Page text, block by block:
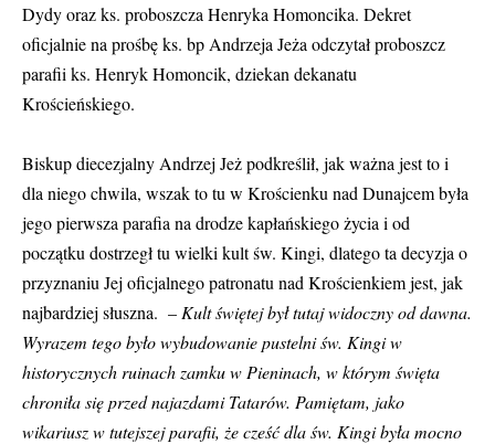
Dydy oraz ks. proboszcza Henryka Homoncika. Dekret
oficjalnie na prośbę ks. bp Andrzeja Jeża odczytał proboszcz
parafii ks. Henryk Homoncik, dziekan dekanatu
Krościeńskiego.
Biskup diecezjalny Andrzej Jeż podkreślił, jak ważna jest to i
dla niego chwila, wszak to tu w Krościenku nad Dunajcem była
jego pierwsza parafia na drodze kapłańskiego życia i od
początku dostrzegł tu wielki kult św. Kingi, dlatego ta decyzja o
przyznaniu Jej oficjalnego patronatu nad Krościenkiem jest, jak
najbardziej słuszna. – Kult świętej był tutaj widoczny od dawna.
Wyrazem tego było wybudowanie pustelni św. Kingi w
historycznych ruinach zamku w Pieninach, w którym święta
chroniła się przed najazdami Tatarów. Pamiętam, jako
wikariusz w tutejszej parafii, że cześć dla św. Kingi była mocno